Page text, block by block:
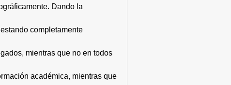
Dando la
completamente
mientras que no en todos
académica, mientras que